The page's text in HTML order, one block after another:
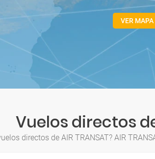
VER MAPA
Vuelos directos de
directos de AIR TRANSAT? AIR